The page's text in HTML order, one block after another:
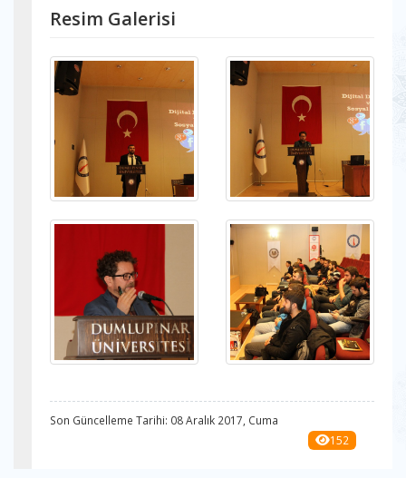
Resim Galerisi
Son Güncelleme Tarihi: 08 Aralık 2017, Cuma
152